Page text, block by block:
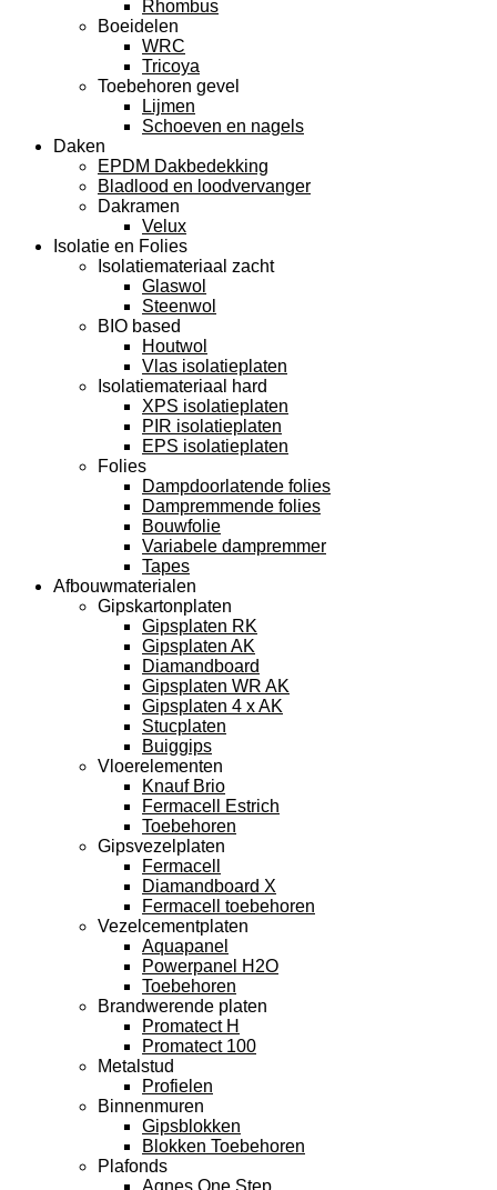
Rhombus
Boeidelen
WRC
Tricoya
Toebehoren gevel
Lijmen
Schoeven en nagels
Daken
EPDM Dakbedekking
Bladlood en loodvervanger
Dakramen
Velux
Isolatie en Folies
Isolatiemateriaal zacht
Glaswol
Steenwol
BIO based
Houtwol
Vlas isolatieplaten
Isolatiemateriaal hard
XPS isolatieplaten
PIR isolatieplaten
EPS isolatieplaten
Folies
Dampdoorlatende folies
Dampremmende folies
Bouwfolie
Variabele dampremmer
Tapes
Afbouwmaterialen
Gipskartonplaten
Gipsplaten RK
Gipsplaten AK
Diamandboard
Gipsplaten WR AK
Gipsplaten 4 x AK
Stucplaten
Buiggips
Vloerelementen
Knauf Brio
Fermacell Estrich
Toebehoren
Gipsvezelplaten
Fermacell
Diamandboard X
Fermacell toebehoren
Vezelcementplaten
Aquapanel
Powerpanel H2O
Toebehoren
Brandwerende platen
Promatect H
Promatect 100
Metalstud
Profielen
Binnenmuren
Gipsblokken
Blokken Toebehoren
Plafonds
Agnes One Step